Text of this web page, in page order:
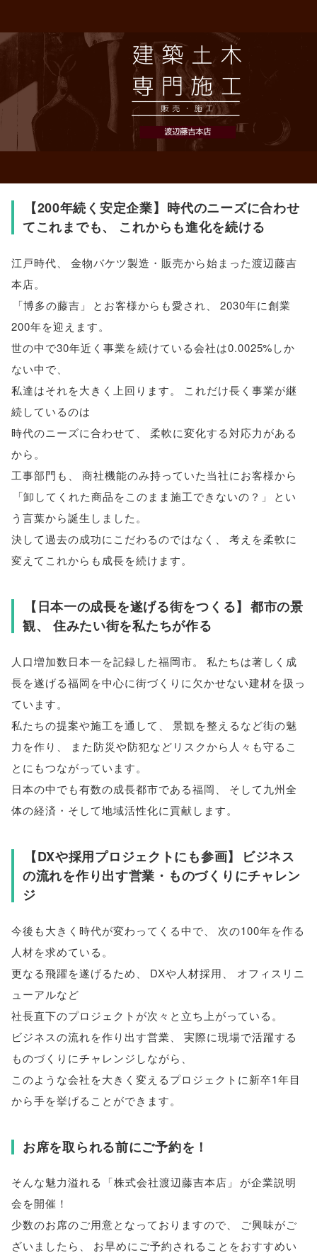
【200年続く安定企業】 時代のニーズに合わせ
てこれまでも、 これからも進化を続ける
江戸時代
金物バケツ製造・販売から始まった渡辺藤吉
本店。
「博多の藤吉 」 とお客様からも愛され
2030年に創業
200年を迎えます。
世の中で30年近く事業を続けている会社は0.0025%しか
ない中で
私達はそれを大きく上回ります。
これだけ長く事業が継
続しているのは
時代のニーズに合わせて
柔軟に変化する対応力がある
から 。
工事部門も
商社機能のみ持っていた当社にお客様から
「卸してくれた商品をこのまま施工できないの？ 」
とい
う言葉から誕生しました 。
決して過去の成功にこだわるのではなく
考えを柔軟に
変えてこれからも成長を続けます。
【日本一の成長を遂げる街をつくる】 都市の景
観、 住みたい街を私たちが作る
人口増加数日本一を記録した福岡市。
私たちは著しく成
長を遂げる福岡を中心に街づくりに欠かせない建材を扱っ
ています。
私たちの提案や施工を通して
景観を整えるなど街の魅
力を作り
また防災や防犯などリスクから人々も守るこ
とにもつながっています。
日本の中でも有数の成長都市である福岡
そして九州全
体の経済・そして地域活性化に貢献します。
【DXや採用プロジェクトにも参画】
ビジネス
の流れを作り出す営業・ものづくりにチャレン
ジ
今後も大きく時代が変わってくる中で
次の100年を作る
人材を求めている 。
更なる飛躍を遂げるため
DXや人材採用
オフィスリニ
ューアルなど
社長直下のプロジェクトが次々と立ち上がっている 。
ビジネスの流れを作り出す営業
実際に現場で活躍する
ものづくりにチャレンジしながら
このような会社を大きく変えるプロジェクトに新卒1年目
から手を挙げることができます。
お席を取られる前にご予約を！
そんな魅力溢れる 「株式会社渡辺藤吉本店 」
が企業説明
会を開催！
少数のお席のご用意となっておりますので、
ご興味がご
ざいましたら 、
お早めにご予約されることをおすすめい